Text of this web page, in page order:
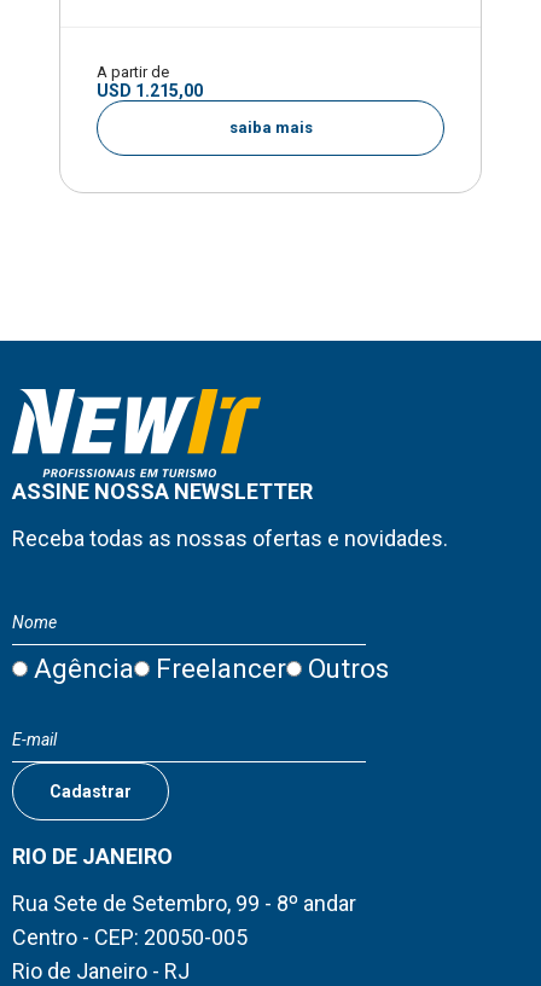
A partir de
USD 1.215,00
saiba mais
ASSINE NOSSA NEWSLETTER
Receba todas as nossas ofertas e novidades.
Agência Freelancer Outros
RIO DE JANEIRO
Rua Sete de Setembro, 99 - 8º andar
Centro - CEP: 20050-005
Rio de Janeiro - RJ